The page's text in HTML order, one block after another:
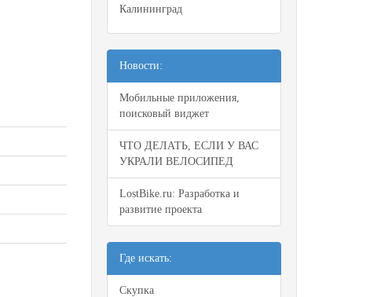
Калининград
Новости:
Мобильные приложения,
поисковый виджет
ЧТО ДЕЛАТЬ, ЕСЛИ У ВАС
УКРАЛИ ВЕЛОСИПЕД
LostBike.ru: Разработка и
развитие проекта
Где искать:
Скупка